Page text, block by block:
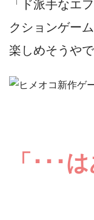
「ド派手なエ
クションゲー
楽しめそうやで
「･･･